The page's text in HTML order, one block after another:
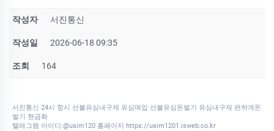
작성자 서진통신
작성일 2026-06-18 09:35
조회 164
서진통신 24시 항시 선불유심내구제 유심매입 선불유심돈벌기 유심내구제 편하게돈
벌기 현금화
텔레그램 아이디:@usim120 홈페이지 https://usim1201.isweb.co.kr